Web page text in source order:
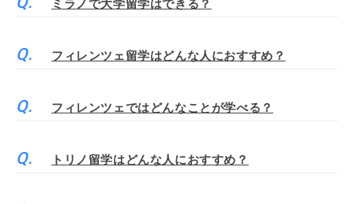
ミラノで大学留学はできる？
フィレンツェ留学はどんな人におすすめ？
フィレンツェではどんなことが学べる？
トリノ留学はどんな人におすすめ？